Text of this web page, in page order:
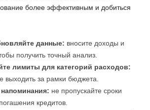
более эффективным и добиться
данные: вносите доходы и
получить точный анализ.
лимиты для категорий расходов:
выходить за рамки бюджета.
не пропускайте сроки
кредитов.